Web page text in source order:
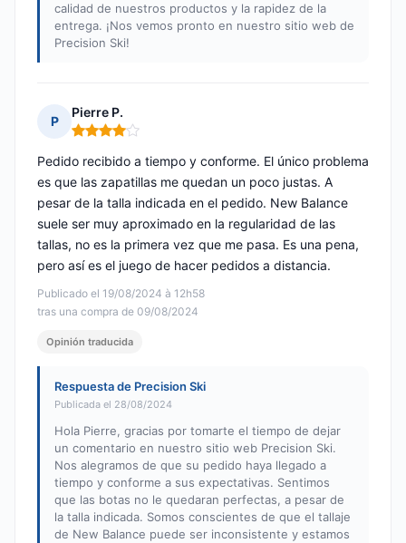
calidad de nuestros productos y la rapidez de la
entrega. ¡Nos vemos pronto en nuestro sitio web de
Precision Ski!
P
Pierre P.
Nota: 4 de 5
Publicado el 19/08/2024 à 12h58
tras una compra de 09/08/2024
Pedido recibido a tiempo y conforme. El único problema
es que las zapatillas me quedan un poco justas. A
pesar de la talla indicada en el pedido. New Balance
suele ser muy aproximado en la regularidad de las
tallas, no es la primera vez que me pasa. Es una pena,
pero así es el juego de hacer pedidos a distancia.
Opinión traducida
Respuesta de Precision Ski
Publicada el 28/08/2024
Hola Pierre, gracias por tomarte el tiempo de dejar
un comentario en nuestro sitio web Precision Ski.
Nos alegramos de que su pedido haya llegado a
tiempo y conforme a sus expectativas. Sentimos
que las botas no le quedaran perfectas, a pesar de
la talla indicada. Somos conscientes de que el tallaje
de New Balance puede ser inconsistente y estamos